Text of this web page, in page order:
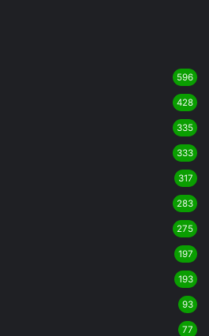
596
428
335
333
317
283
275
197
193
93
77